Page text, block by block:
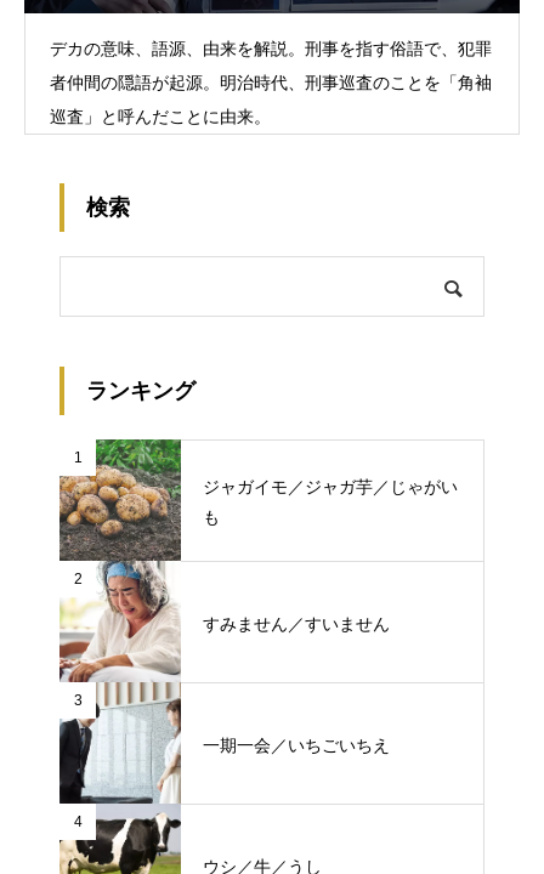
デカの意味、語源、由来を解説。刑事を指す俗語で、犯罪
者仲間の隠語が起源。明治時代、刑事巡査のことを「角袖
巡査」と呼んだことに由来。
検索
ランキング
1
ジャガイモ／ジャガ芋／じゃがい
も
2
すみません／すいません
3
一期一会／いちごいちえ
4
ウシ／牛／うし